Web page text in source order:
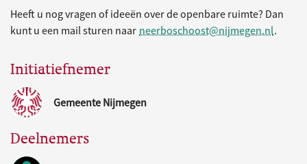
Heeft u nog vragen of ideeën over de openbare ruimte? Dan
kunt u een mail sturen naar neerboschoost@nijmegen.nl.
Initiatiefnemer
Gemeente Nijmegen
Deelnemers